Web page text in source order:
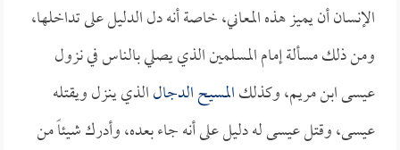
الإنسان أن يميز هذه المعاني، خاصة أنه دل الدليل على تداخلها،
ومن ذلك مسألة إمام المسلمين الذي يصلي بالناس في نزول
عيسى ابن مريم، وكذلكالمسيح الدجالالذي ينزل ويقتله
عيسى، وقتل عيسى له دليل على أنه جاء بعده، وأدرك شيئاً من